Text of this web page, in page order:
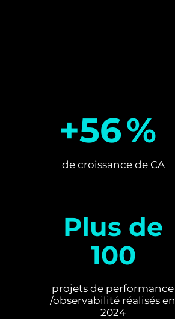
+56 %
de croissance de CA
projets de performance
/observabilité réalisés en
2024
Plus de
100